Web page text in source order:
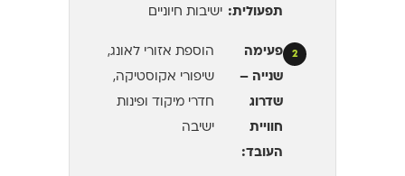
תפעולית: ישיבות חיוניים
2
פעימה
שנייה –
שדרוג
חוויית
העובד:
הוספת אזורי לאונג,
שיפורי אקוסטיקה,
חדרי מיקוד ופינות
ישיבה